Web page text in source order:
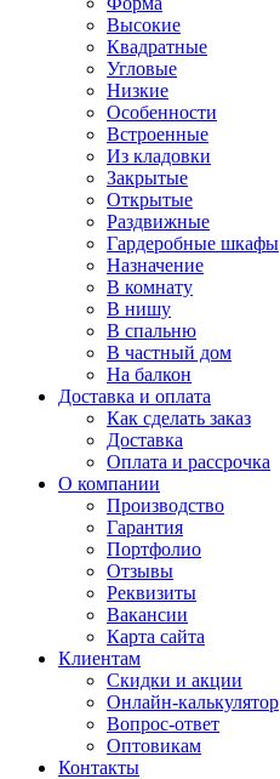
Высокие
Квадратные
Угловые
Низкие
Особенности
Встроенные
Из кладовки
Закрытые
Открытые
Раздвижные
Гардеробные шкафы
Назначение
В комнату
В нишу
В спальню
В частный дом
На балкон
Доставка и оплата
Как сделать заказ
Доставка
Оплата и рассрочка
О компании
Производство
Гарантия
Портфолио
Отзывы
Реквизиты
Вакансии
Карта сайта
Клиентам
Скидки и акции
Онлайн-калькулятор
Вопрос-ответ
Оптовикам
Контакты